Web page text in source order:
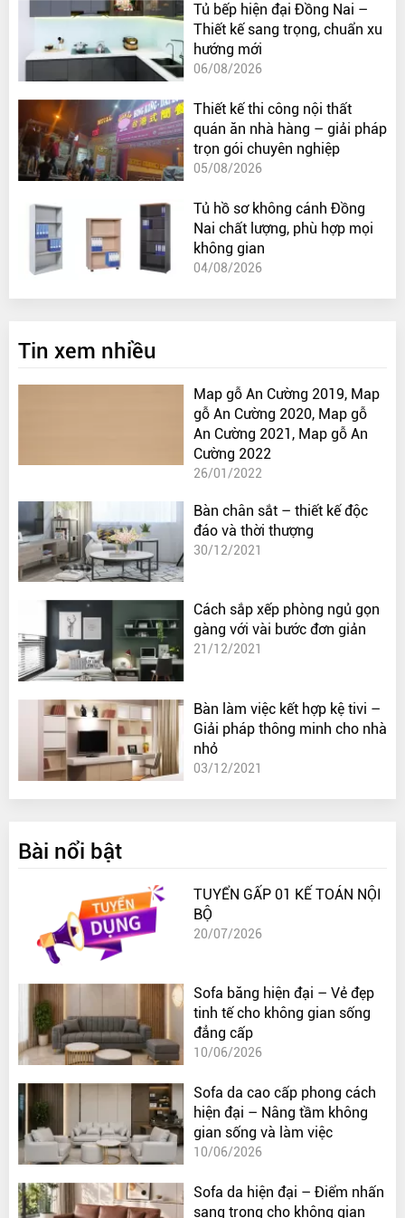
Tủ bếp hiện đại Đồng Nai –
Thiết kế sang trọng, chuẩn xu
hướng mới
06/08/2026
Thiết kế thi công nội thất
quán ăn nhà hàng – giải pháp
trọn gói chuyên nghiệp
05/08/2026
Tủ hồ sơ không cánh Đồng
Nai chất lượng, phù hợp mọi
không gian
04/08/2026
Tin xem nhiều
Map gỗ An Cường 2019, Map
gỗ An Cường 2020, Map gỗ
An Cường 2021, Map gỗ An
Cường 2022
26/01/2022
Bàn chân sắt – thiết kế độc
đáo và thời thượng
30/12/2021
Cách sắp xếp phòng ngủ gọn
gàng với vài bước đơn giản
21/12/2021
Bàn làm việc kết hợp kệ tivi –
Giải pháp thông minh cho nhà
nhỏ
03/12/2021
Bài nổi bật
TUYỂN GẤP 01 KẾ TOÁN NỘI
BỘ
20/07/2026
Sofa băng hiện đại – Vẻ đẹp
tinh tế cho không gian sống
đẳng cấp
10/06/2026
Sofa da cao cấp phong cách
hiện đại – Nâng tầm không
gian sống và làm việc
10/06/2026
Sofa da hiện đại – Điểm nhấn
sang trọng cho không gian